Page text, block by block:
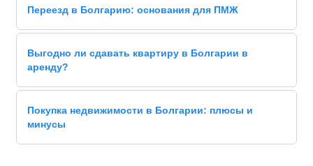
Переезд в Болгарию: основания для ПМЖ
Выгодно ли сдавать квартиру в Болгарии в
аренду?
Покупка недвижимости в Болгарии: плюсы и
минусы